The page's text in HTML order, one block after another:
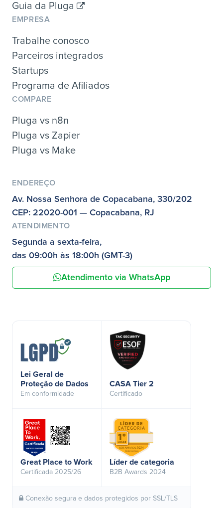
Guia da Pluga
EMPRESA
Trabalhe conosco
Parceiros integrados
Startups
Programa de Afiliados
COMPARE
Pluga vs n8n
Pluga vs Zapier
Pluga vs Make
ENDEREÇO
Av. Nossa Senhora de Copacabana, 330/202
CEP: 22020-001 — Copacabana, RJ
ATENDIMENTO
Segunda a sexta-feira,
das 09:00h às 18:00h (GMT-3)
Atendimento via WhatsApp
Lei Geral de
Proteção de Dados
Em conformidade
CASA Tier 2
Certificado
Great Place to Work
Certificada 2025/26
Líder de categoria
B2B Awards 2024
Conexão segura e dados protegidos por SSL/TLS